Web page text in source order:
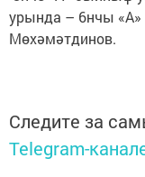
урында – 6нчы
Мөхәмәтдинов.
Следите за
Telegram-